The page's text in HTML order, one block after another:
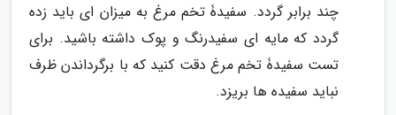
چند برابر گردد. سفیدۀ تخم مرغ به میزان ای باید زده
گردد که مایه ای سفیدرنگ و پوک داشته باشید. برای
تست سفیدۀ تخم مرغ دقت کنید که با برگرداندن ظرف
نباید سفیده ها بریزد.